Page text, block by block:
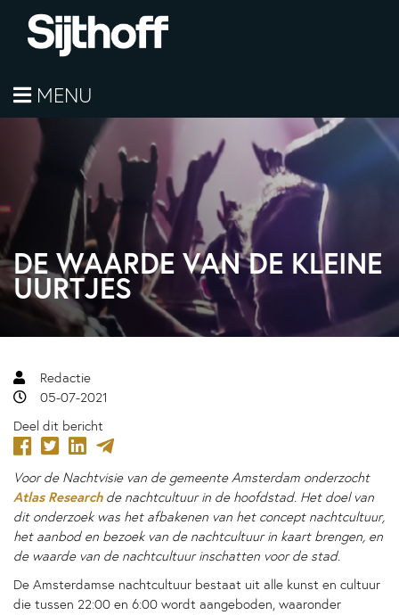
MENU
DE WAARDE VAN DE KLEINE
UURTJES
Redactie
05-07-2021
Deel dit bericht
Voor de Nachtvisie van de gemeente Amsterdam onderzocht
Atlas Researchde nachtcultuur in de hoofdstad. Het doel van
dit onderzoek was het afbakenen van het concept nachtcultuur,
het aanbod en bezoek van de nachtcultuur in kaart brengen, en
de waarde van de nachtcultuur inschatten voor de stad.
De Amsterdamse nachtcultuur bestaat uit alle kunst en cultuur
die tussen 22:00 en 6:00 wordt aangeboden, waaronder